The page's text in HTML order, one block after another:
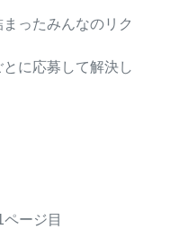
ったみんなのリク
に応募して解決し
ページ目